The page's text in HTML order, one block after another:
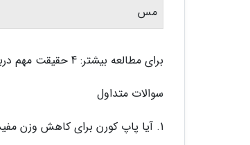
مس
برای مطالعه بیشتر: 4 حقیقت مهم درباره مصرف پاپ کورن و یاری به کاهش وزن
سوالات متداول
1. آیا پاپ کورن برای کاهش وزن مفید است؟